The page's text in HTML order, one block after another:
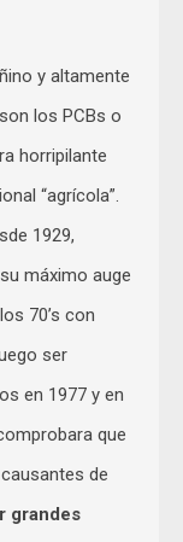
y altamente
los PCBs o
horripilante
“agrícola”.
1929,
máximo auge
70’s con
ser
en 1977 y en
que
de
grandes